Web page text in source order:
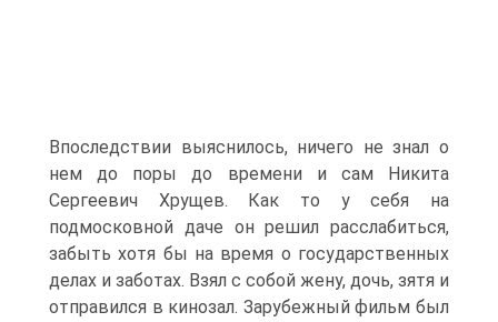
Впоследствии выяснилось, ничего не знал о
нем до поры до времени и сам Никита
Сергеевич Хрущев. Как то у себя на
подмосковной даче он решил расслабиться,
забыть хотя бы на время о государственных
делах и заботах. Взял с собой жену, дочь, зятя и
отправился в кинозал. Зарубежный фильм был